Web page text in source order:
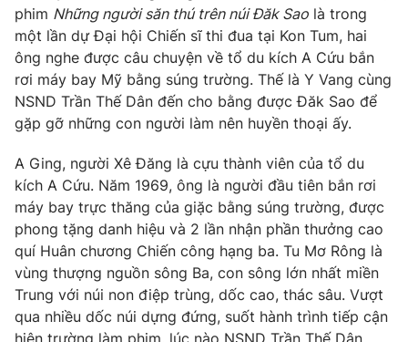
Tổng đài VTV: 024.38 355 931 - 024.38 355 932
Ðiện thoại Thời báo VTV:024.66 897 897
Email:toasoan@vtv.vn
Liên hệ quảng cáo:024-7300.7108
phim Những người săn thú trên núi Đăk Sao là trong
một lần dự Đại hội Chiến sĩ thi đua tại Kon Tum, hai
ông nghe được câu chuyện về tổ du kích A Cứu bắn
rơi máy bay Mỹ bằng súng trường. Thế là Y Vang cùng
NSND Trần Thế Dân đến cho bằng được Đăk Sao để
gặp gỡ những con người làm nên huyền thoại ấy.
A Ging, người Xê Đăng là cựu thành viên của tổ du
kích A Cứu. Năm 1969, ông là người đầu tiên bắn rơi
máy bay trực thăng của giặc bằng súng trường, được
phong tặng danh hiệu và 2 lần nhận phần thưởng cao
quí Huân chương Chiến công hạng ba. Tu Mơ Rông là
vùng thượng nguồn sông Ba, con sông lớn nhất miền
Trung với núi non điệp trùng, dốc cao, thác sâu. Vượt
qua nhiều dốc núi dựng đứng, suốt hành trình tiếp cận
hiện trường làm phim, lúc nào NSND Trần Thế Dân